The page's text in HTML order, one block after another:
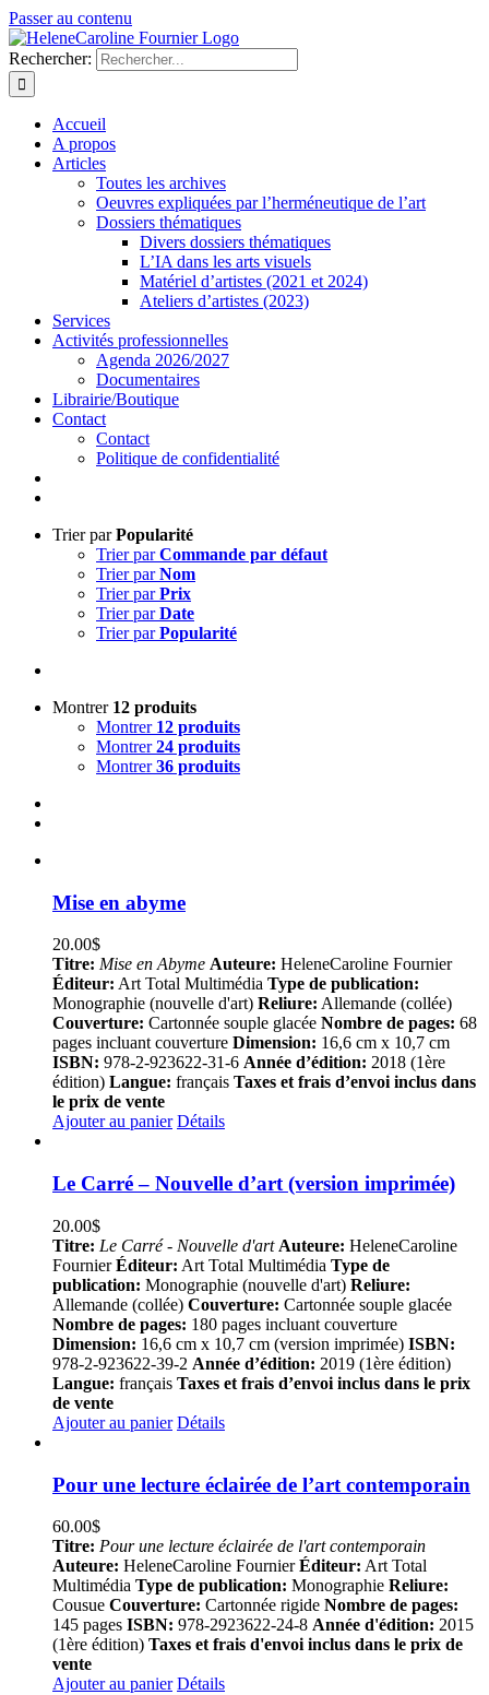
Passer au contenu
Rechercher:
Accueil
A propos
Articles
Toutes les archives
Oeuvres expliquées par l’herméneutique de l’art
Dossiers thématiques
Divers dossiers thématiques
L’IA dans les arts visuels
Matériel d’artistes (2021 et 2024)
Ateliers d’artistes (2023)
Services
Activités professionnelles
Agenda 2026/2027
Documentaires
Librairie/Boutique
Contact
Contact
Politique de confidentialité
Trier parPopularité
Trier parCommande par défaut
Trier parNom
Trier parPrix
Trier parDate
Trier parPopularité
Montrer 12 produits
Montrer 12 produits
Montrer24 produits
Montrer36 produits
Mise en abyme
20.00$
Titre: Mise en Abyme Auteure: HeleneCaroline Fournier
Éditeur: Art Total Multimédia Type de publication:
Monographie (nouvelle d'art) Reliure: Allemande (collée)
Couverture: Cartonnée souple glacée Nombre de pages: 68
pages incluant couverture Dimension: 16,6 cm x 10,7 cm
ISBN: 978-2-923622-31-6 Année d’édition: 2018 (1ère
édition) Langue: français Taxes et frais d’envoi inclus dans
le prix de vente
Ajouter au panier Détails
Le Carré – Nouvelle d’art (version imprimée)
20.00$
Titre: Le Carré - Nouvelle d'art Auteure: HeleneCaroline
FournierÉditeur: Art Total Multimédia Type de
publication: Monographie (nouvelle d'art) Reliure:
Allemande (collée) Couverture: Cartonnée souple glacée
Nombre de pages: 180 pages incluant couverture
Dimension: 16,6 cm x 10,7 cm (version imprimée) ISBN:
978-2-923622-39-2 Année d’édition: 2019 (1ère édition)
Langue: français Taxes et frais d’envoi inclus dans le prix
de vente
Ajouter au panier Détails
Pour une lecture éclairée de l’art contemporain
60.00$
Titre: Pour une lecture éclairée de l'art contemporain
Auteure: HeleneCaroline FournierÉditeur: Art Total
Multimédia Type de publication: Monographie Reliure:
Cousue Couverture: Cartonnée rigide Nombre de pages:
145 pages ISBN: 978-2923622-24-8 Année d'édition: 2015
(1ère édition) Taxes et frais d'envoi inclus dans le prix de
vente
Ajouter au panier Détails